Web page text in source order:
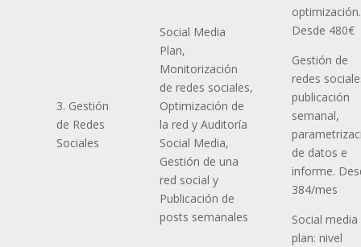
3. Gestión
de Redes
Sociales
Social Media
Plan,
Monitorización
de redes sociales,
Optimización de
la red y Auditoría
Social Media,
Gestión de una
red social y
Publicación de
posts semanales
optimización.
Desde 480€
Gestión de
redes
publicación
semanal,
de datos e
informe.
384/mes
Social media
plan: nivel